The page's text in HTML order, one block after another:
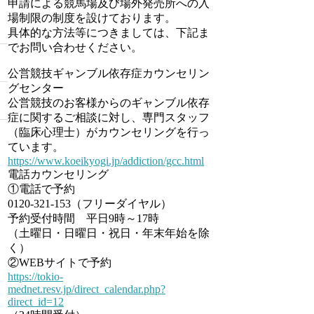
申請による競馬場及び場外発売所への入
場制限の制度を設けております。
具体的な方法等につきましては、下記ま
でお問い合わせください。
公営競技ギャンブル依存症カウンセリン
グセンター
公営競技のお客様からのギャンブル依存
症に関するご相談に対し、専門スタッフ
（臨床心理士）がカウンセリングを行っ
ています。
https://www.koeikyogi.jp/addiction/gcc.html
電話カウンセリング
①電話で予約
0120-321-153（フリーダイヤル）
予約受付時間 平日9時～17時
（土曜日・日曜日・祝日・年末年始を除
く）
②WEBサイトで予約
https://tokio-
mednet.resv.jp/direct_calendar.php?
direct_id=12